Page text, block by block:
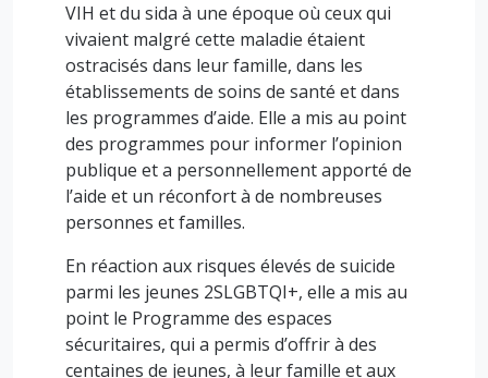
VIH et du sida à une époque où ceux qui
vivaient malgré cette maladie étaient
ostracisés dans leur famille, dans les
établissements de soins de santé et dans
les programmes d’aide. Elle a mis au point
des programmes pour informer l’opinion
publique et a personnellement apporté de
l’aide et un réconfort à de nombreuses
personnes et familles.
En réaction aux risques élevés de suicide
parmi les jeunes 2SLGBTQI+, elle a mis au
point le Programme des espaces
sécuritaires, qui a permis d’offrir à des
centaines de jeunes, à leur famille et aux